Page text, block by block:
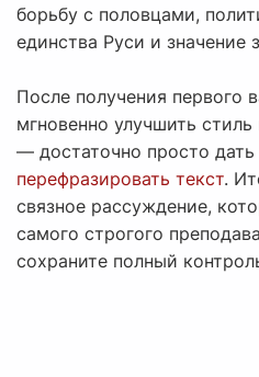
борьбу с половцами,
единства Руси и значение
После получения первого
мгновенно улучшить
— достаточно просто
перефразировать текст.
связное рассуждение,
самого строгого
сохраните полный